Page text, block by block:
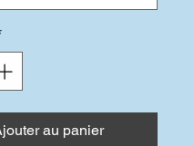
au panier